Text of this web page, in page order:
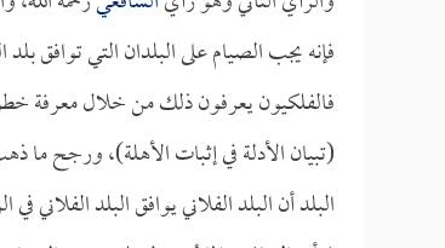
فإنه يجب الصيام على البلدان التي توافق بلد
فالفلكيون يعرفون ذلك من خلال معرفة
(تبيان الأدلة في إثبات الأهلة)، ورجح ما
البلد أن البلد الفلاني يوافق البلد